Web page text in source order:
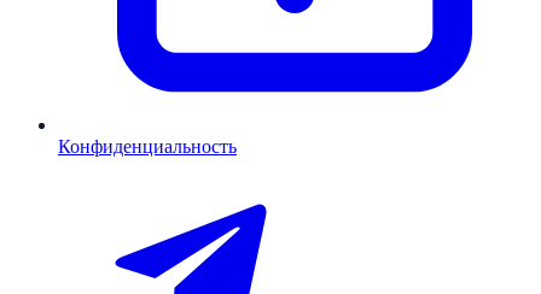
Конфиденциальность